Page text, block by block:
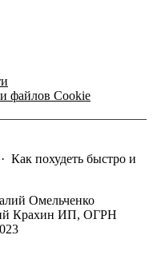
файлов Cookie
· Как похудеть быстро и
Омельченко
Крахин ИП, ОГРН